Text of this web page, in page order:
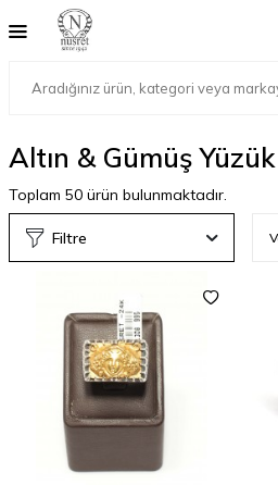
Altın & Gümüş Yüzük
Toplam 50 ürün bulunmaktadır.
Filtre